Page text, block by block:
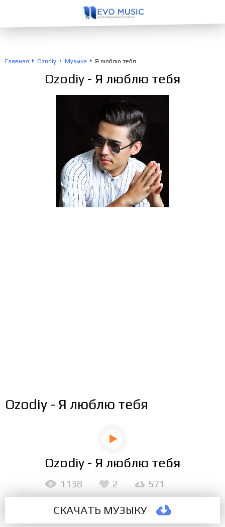
Главная Ozodiy Музыка Я люблю тебя
Ozodiy - Я люблю тебя
Ozodiy - Я люблю тебя
Ozodiy - Я люблю тебя
СКАЧАТЬ МУЗЫКУ
1138 2 571